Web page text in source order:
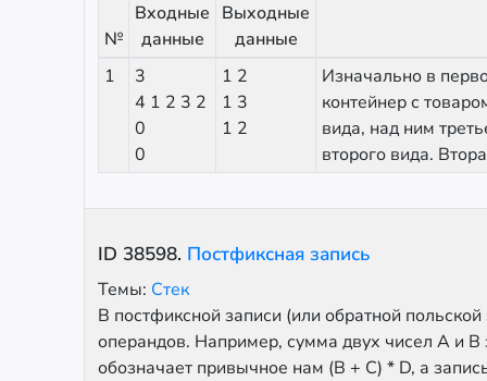
№
Входные
данные
Выходные
данные
1
3
4 1 2 3 2
0
0
1 2
1 3
1 2
Изначально в
контейнер с
вида, над ним
второго вида.
ID 38598. Постфиксная запись
Темы: Стек
В постфиксной записи (или обратной
операндов. Например, сумма двух чисел A и
обозначает привычное нам (B + C) * D, а